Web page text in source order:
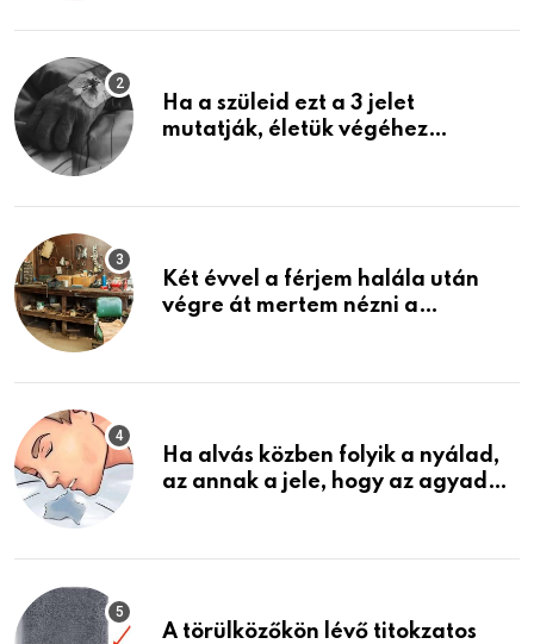
Ha a szüleid ezt a 3 jelet
mutatják, életük végéhez
Két évvel a férjem halála után
végre át mertem nézni a
életemet
Ha alvás közben folyik a nyálad,
az annak a jele, hogy az agyad…
A törülközőkön lévő titokzatos